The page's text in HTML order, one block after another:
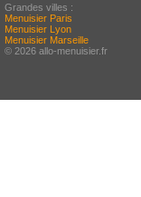
Grandes villes :
Menuisier Paris
Menuisier Lyon
Menuisier Marseille
© 2026 allo-menuisier.fr